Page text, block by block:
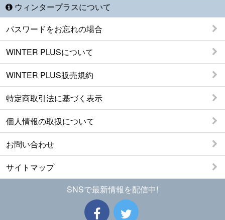
ウィンタープラスについて
パスワードをお忘れの場合
WINTER PLUSについて
WINTER PLUS販売規約
特定商取引法に基づく表示
個人情報の取扱について
お問い合わせ
サイトマップ
SNSで最新情報を配信中!